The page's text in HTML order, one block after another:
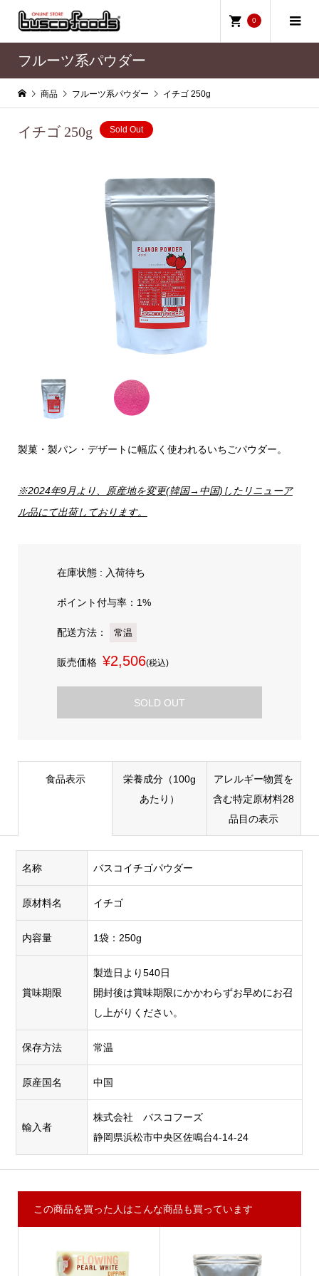
0
フルーツ系パウダー
商品 フルーツ系パウダー イチゴ 250g
イチゴ 250g Sold Out
製菓・製パン・デザートに幅広く使われるいちごパウダー。
※2024年9月より、原産地を変更(韓国→中国)したリニューア
ル品にて出荷しております。
在庫状態 : 入荷待ち
ポイント付与率：1%
配送方法： 常温
販売価格 ¥2,506(税込)
SOLD OUT
食品表示
栄養成分（100g
あたり）
アレルギー物質を
含む特定原材料28
品目の表示
名称 バスコイチゴパウダー
原材料名 イチゴ
内容量 1袋：250g
賞味期限
製造日より540日
開封後は賞味期限にかかわらずお早めにお召
し上がりください。
保存方法 常温
原産国名 中国
輸入者
株式会社 バスコフーズ
静岡県浜松市中央区佐鳴台4-14-24
この商品を買った人はこんな商品も買っています